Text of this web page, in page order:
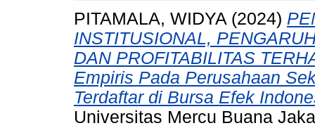
PITAMALA, WIDYA (2024)
INSTITUSIONAL,
DAN PROFITABILITAS
Empiris Pada Perusahaan
Terdaftar di Bursa Efek
Universitas Mercu Buana